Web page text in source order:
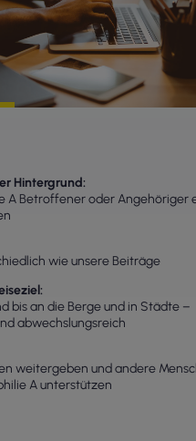
Hintergrund
A Betroffener oder Angehöriger
wie unsere Beiträge
bis an die Berge und in Städte –
abwechslungsreich
weitergeben und andere
A unterstützen